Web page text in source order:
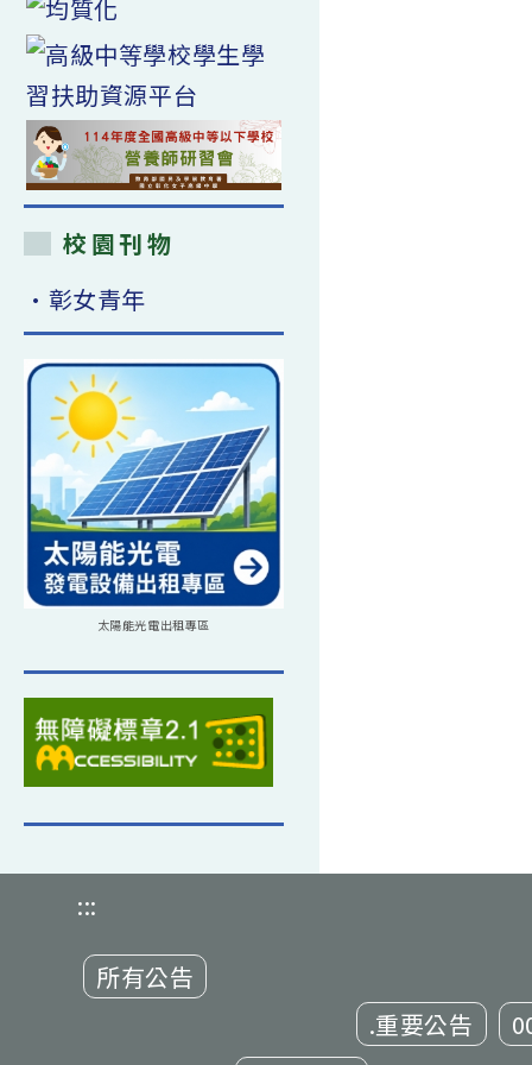
校園刊物
•彰女青年
太陽能光電出租專區
:::
所有公告
.重要公告